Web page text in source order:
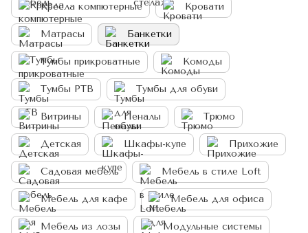
Кресла компютерные Кровати
Матрасы Банкетки
Тумбы прикроватные Комоды
Тумбы РТВ Тумбы для обуви
Витрины Пеналы Трюмо
Детская Шкафы-купе Прихожие
Садовая мебель Мебель в стиле Loft
Мебель для кафе Мебель для офиса
Мебель из лозы Модульные системы